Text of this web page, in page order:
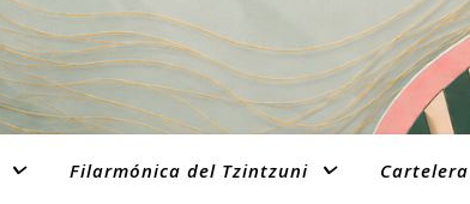
Filarmónica del Tzintzuni Cartelera